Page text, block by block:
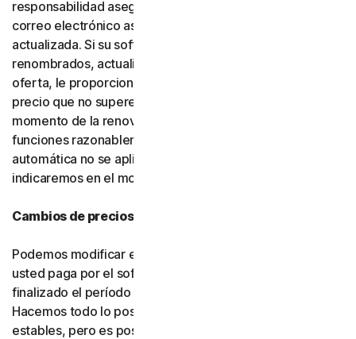
responsabilidad asegurarse de que la dirección de
correo electrónico asociada a su cuenta esté
actualizada. Si su software o servicios han sido
renombrados, actualizados o sustituidos por una nueva
oferta, le proporcionaremos dicha nueva oferta a un
precio que no supere su precio de renovación en el
momento de la renovación, siempre que cuente con
funciones razonablemente comparables. Si la renovación
automática no se aplica en su ubicación, se lo
indicaremos en el momento de la compra.
Cambios de precios
Podemos modificar en cualquier momento el precio que
usted paga por el software o los servicios una vez
finalizado el período introductorio (si corresponde).
Hacemos todo lo posible por mantener nuestros precios
estables, pero es posible que debamos modificarlos